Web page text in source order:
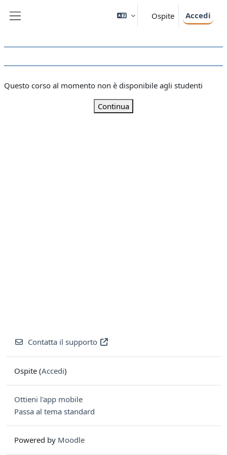
Ospite Accedi
Questo corso al momento non è disponibile agli studenti
Continua
Contatta il supporto
Ospite (Accedi)
Ottieni l'app mobile
Passa al tema standard
Powered by Moodle